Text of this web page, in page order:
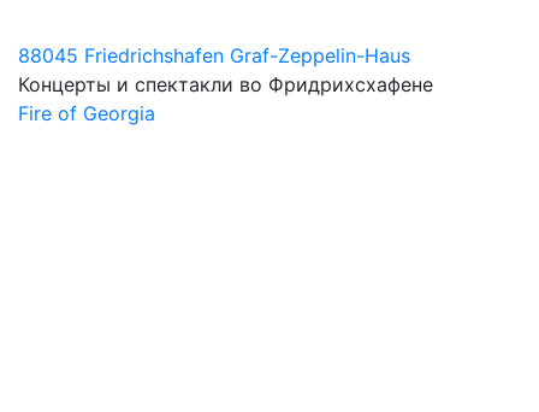
88045 Friedrichshafen Graf-Zeppelin-Haus
Концерты и спектакли во Фридрихсхафене
Fire of Georgia